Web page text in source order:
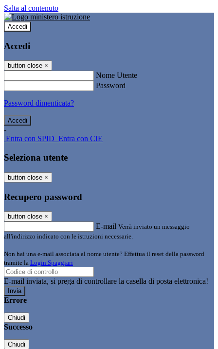
Salta al contenuto
Accedi
Accedi
button close ×
Nome Utente
Password
Password dimenticata?
-
Entra con SPID Entra con CIE
Seleziona utente
button close ×
Recupero password
button close ×
E-mail Verrà inviato un messaggio
all'indirizzo indicato con le istruzioni necessarie.
Non hai una e-mail associata al nome utente? Effettua il reset della password
tramite la Login Spaggiari
E-mail inviata, si prega di controllare la casella di posta elettronica!
Errore
Chiudi
Successo
Chiudi